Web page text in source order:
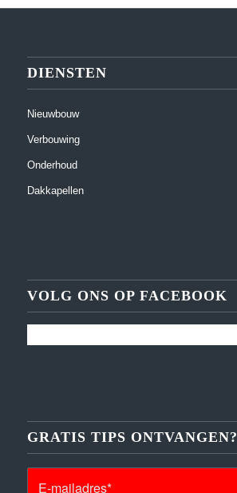
DIENSTEN
Nieuwbouw
Verbouwing
Onderhoud
Dakkapellen
VOLG ONS OP FACEBOOK
GRATIS TIPS ONTVANGEN?